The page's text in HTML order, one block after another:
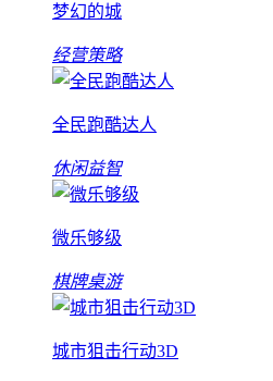
梦幻的城
经营策略
全民跑酷达人
休闲益智
微乐够级
棋牌桌游
城市狙击行动3D